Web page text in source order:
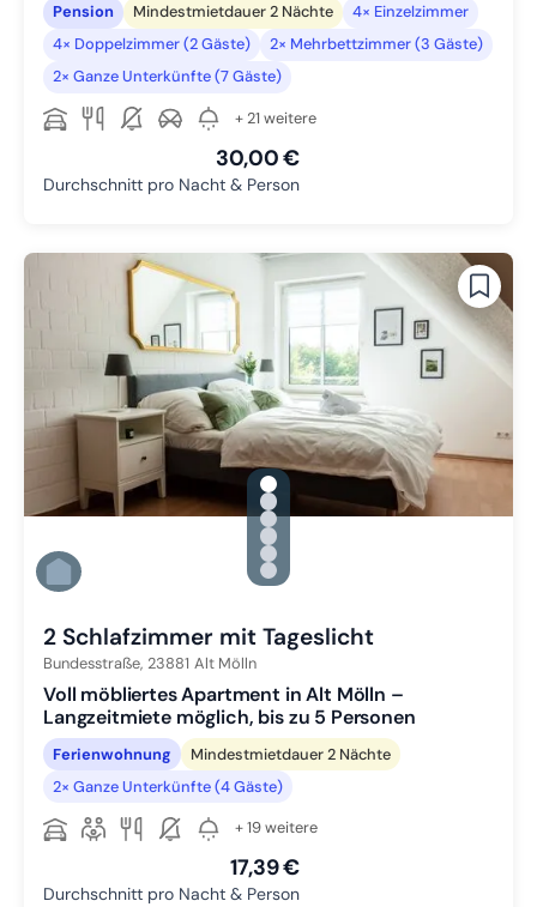
Pension Mindestmietdauer 2 Nächte
4× Einzelzimmer
4× Doppelzimmer (2 Gäste)
2× Mehrbettzimmer (3 Gäste)
2× Ganze Unterkünfte (7 Gäste)
+ 21 weitere
30,00 €
Durchschnitt pro Nacht & Person
gallery.slide_selector
Zu Slide 1 wechseln
Zu Slide 2 wechseln
Zu Slide 3 wechseln
Zu Slide 4 wechseln
Zu Slide 5 wechseln
Zu Slide 6 wechseln
2 Schlafzimmer mit Tageslicht
Bundesstraße, 23881 Alt Mölln
Voll möbliertes Apartment in Alt Mölln –
Langzeitmiete möglich, bis zu 5 Personen
Ferienwohnung
Mindestmietdauer 2 Nächte
2× Ganze Unterkünfte (4 Gäste)
+ 19 weitere
17,39 €
Durchschnitt pro Nacht & Person